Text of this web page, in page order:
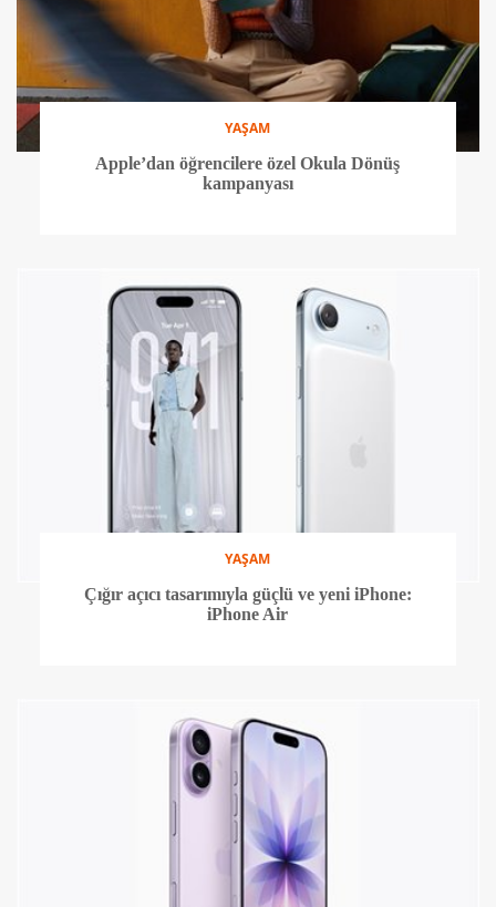
YAŞAM
Apple’dan öğrencilere özel Okula Dönüş
kampanyası
YAŞAM
Çığır açıcı tasarımıyla güçlü ve yeni iPhone:
iPhone Air